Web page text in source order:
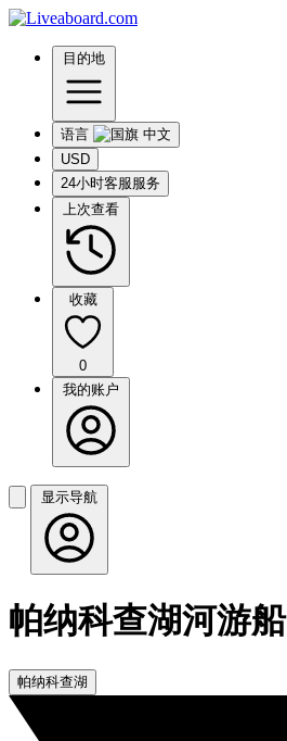
目的地
语言
USD
24小时客服服务
上次查看
收藏
0
我的账户
显示导航
帕纳科查湖河游船
帕纳科查湖